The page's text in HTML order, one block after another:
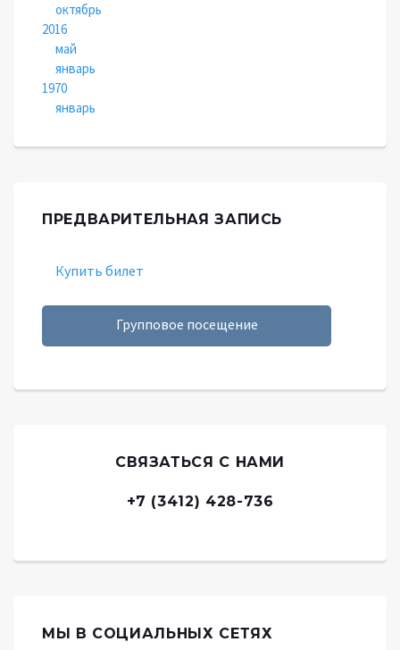
октябрь
2016
май
январь
1970
январь
ПРЕДВАРИТЕЛЬНАЯ ЗАПИСЬ
Купить билет
Групповое посещение
СВЯЗАТЬСЯ С НАМИ
+7 (3412) 428-736
МЫ В СОЦИАЛЬНЫХ СЕТЯХ